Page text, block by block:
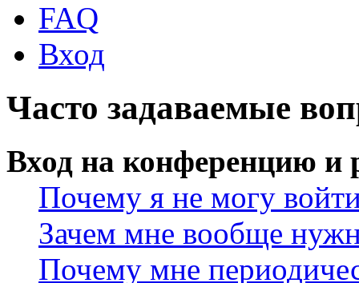
FAQ
Вход
Часто задаваемые
Вход на конференцию и
Почему я не могу
Зачем мне вообще
Почему мне